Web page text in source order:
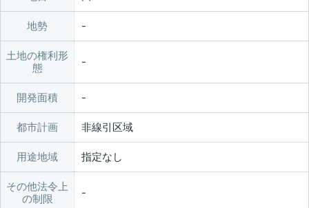
地勢
土地の権利形
態
開発面積
都市計画 非線引区域
用途地域 指定なし
その他法令上
の制限